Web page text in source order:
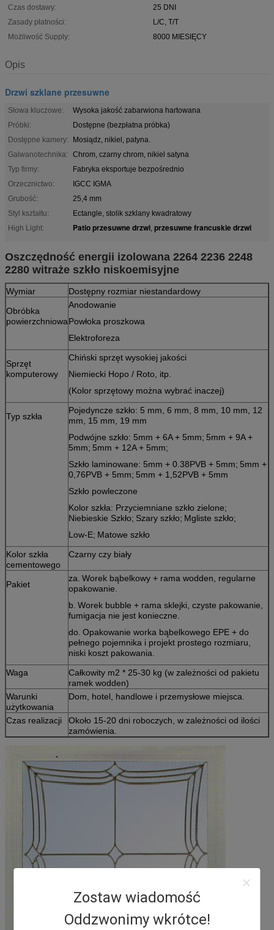
Zostaw wiadomość
Oddzwonimy wkrótce!
Czas dostawy:
25 DNI
Zasady płatności:
L/C, T/T
Możliwość Supply:
8000 MIESIĘCY
Opis
Drzwi szklane przesuwne
Słowa kluczowe:
Wysoka jakość zabarwiona hartowana
Próbki:
Dostępne (bezpłatna próbka)
Dostępne kamery:
Mosiądz, nikiel, patyna.
Galwanotechnika:
Chrom, czarny chrom, nikiel satyna
Typ firmy:
Fabryka eksportuje bezpośrednio
Orzecznictwo:
IGCC IGMA
Grubość:
25,4 mm
Styl kształtu:
Ectangle, stolik szklany kwadratowy
High Light:
Patio przesuwne drzwi, przesuwne francuskie drzwi
Oszczędność energii izolowana 2264 2236 2248
2280 witraże szkło niskoemisyjne
Wymiar
Dostępny rozmiar niestandardowy
Obróbka
powierzchniowa
Anodowanie
Powłoka proszkowa
Elektroforeza
Sprzęt
komputerowy
Chiński sprzęt wysokiej jakości
Niemiecki Hopo / Roto, itp.
(Kolor sprzętowy można wybrać inaczej)
Typ szkła
Pojedyncze szkło: 5 mm, 6 mm, 8 mm, 10 mm, 12
mm, 15 mm, 19 mm
Podwójne szkło: 5mm + 6A + 5mm; 5mm + 9A +
5mm; 5mm + 12A + 5mm;
Szkło laminowane: 5mm + 0.38PVB + 5mm; 5mm +
0,76PVB + 5mm; 5mm + 1,52PVB + 5mm
Szkło powleczone
Kolor szkła: Przyciemniane szkło zielone;
Niebieskie Szkło; Szary szkło; Mgliste szkło;
Low-E; Matowe szkło
Kolor szkła
cementowego
Czarny czy biały
Pakiet
za. Worek bąbelkowy + rama wodden, regularne
opakowanie.
b. Worek bubble + rama sklejki, czyste pakowanie,
fumigacja nie jest konieczne.
do. Opakowanie worka bąbelkowego EPE + do
pełnego pojemnika i projekt prostego rozmiaru,
niski koszt pakowania.
Waga
Całkowity m2 * 25-30 kg (w zależności od pakietu
ramek wodden)
Warunki
użytkowania
Dom, hotel, handlowe i przemysłowe miejsca.
Czas realizacji
Około 15-20 dni roboczych, w zależności od ilości
zamówienia.